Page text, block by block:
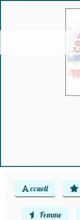
ccueil
Femme